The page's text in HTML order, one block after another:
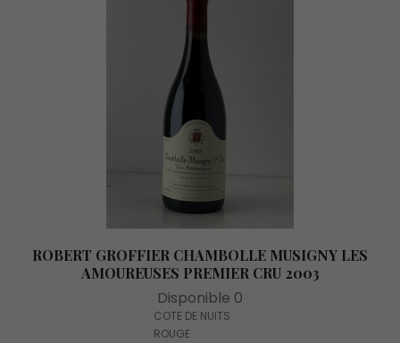
ROBERT GROFFIER CHAMBOLLE MUSIGNY LES
AMOUREUSES PREMIER CRU 2003
Disponible 0
COTE DE NUITS
ROUGE